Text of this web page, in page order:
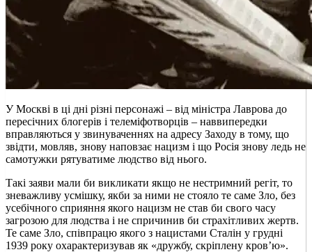
У Москві в ці дні різні персонажі – від міністра Лаврова до
пересічних блогерів і телеміфотворців – наввипередки
вправляються у звинуваченнях на адресу Заходу в тому, що
звідти, мовляв, знову наповзає нацизм і що Росія знову ледь не
самотужки рятуватиме людство від нього.
Такі заяви мали би викликати якщо не нестримний регіт, то
зневажливу усмішку, якби за ними не стояло те саме Зло, без
усебічного сприяння якого нацизм не став би свого часу
загрозою для людства і не спричинив би страхітливих жертв.
Те саме Зло, співпрацю якого з нацистами Сталін у грудні
1939 року охарактеризував як «дружбу, скріплену кров’ю».